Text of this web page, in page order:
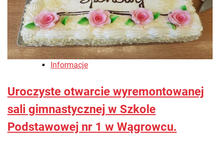
Informacje
Uroczyste otwarcie wyremontowanej
sali gimnastycznej w Szkole
Podstawowej nr 1 w Wągrowcu.